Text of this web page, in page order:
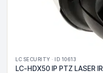
LC SECURITY · ID 10613
LC-HDX50 IP PTZ LASER IR